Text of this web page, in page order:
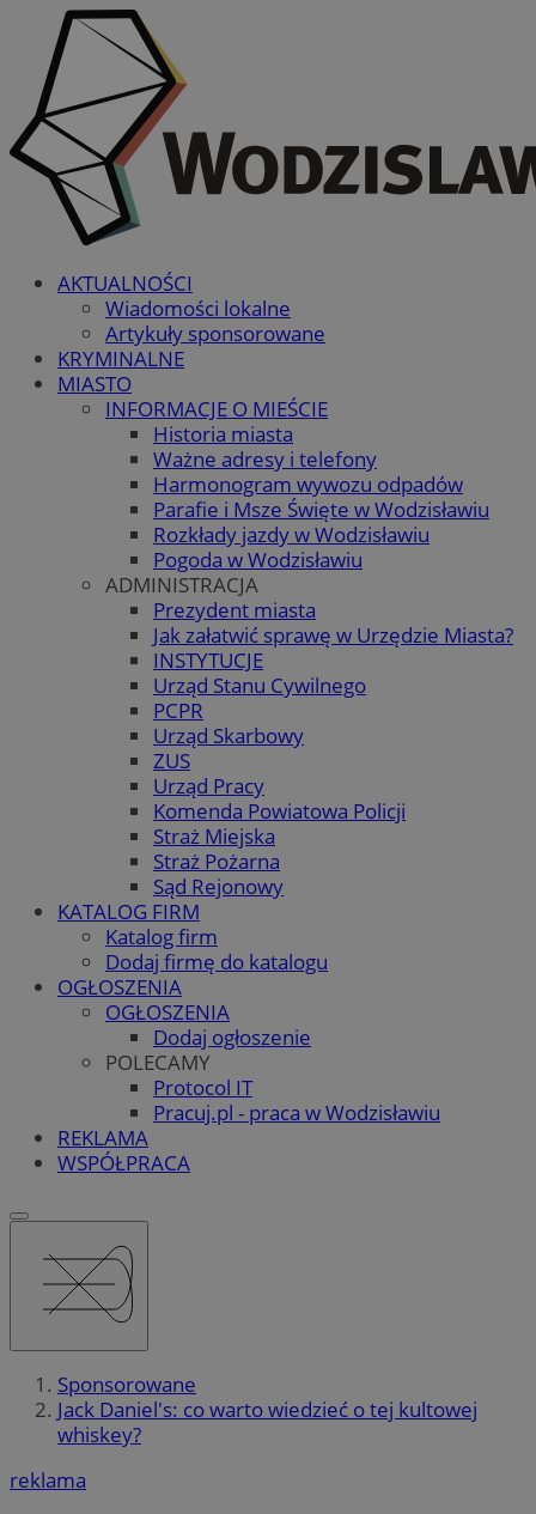
AKTUALNOŚCI
Wiadomości lokalne
Artykuły sponsorowane
KRYMINALNE
MIASTO
INFORMACJE O MIEŚCIE
Historia miasta
Ważne adresy i telefony
Harmonogram wywozu odpadów
Parafie i Msze Święte w Wodzisławiu
Rozkłady jazdy w Wodzisławiu
Pogoda w Wodzisławiu
ADMINISTRACJA
Prezydent miasta
Jak załatwić sprawę w Urzędzie Miasta?
INSTYTUCJE
Urząd Stanu Cywilnego
PCPR
Urząd Skarbowy
ZUS
Urząd Pracy
Komenda Powiatowa Policji
Straż Miejska
Straż Pożarna
Sąd Rejonowy
KATALOG FIRM
Katalog firm
Dodaj firmę do katalogu
OGŁOSZENIA
OGŁOSZENIA
Dodaj ogłoszenie
POLECAMY
Protocol IT
Pracuj.pl - praca w Wodzisławiu
REKLAMA
WSPÓŁPRACA
Sponsorowane
Jack Daniel's: co warto wiedzieć o tej kultowej
whiskey?
reklama